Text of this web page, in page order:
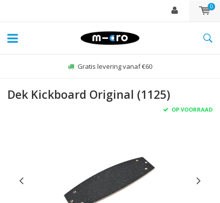
0
Gratis levering vanaf €60
Dek Kickboard Original (1125)
OP VOORRAAD